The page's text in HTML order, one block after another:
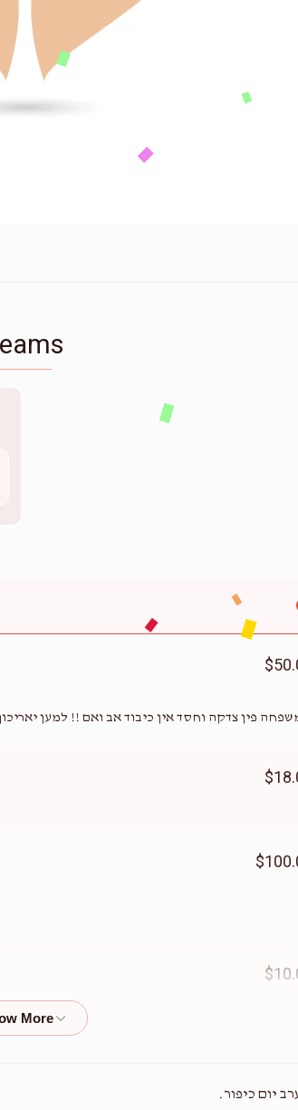
פין צדקה וחסד אין כיבוד אב ואם !! למען יאריכון
יום כיפור.